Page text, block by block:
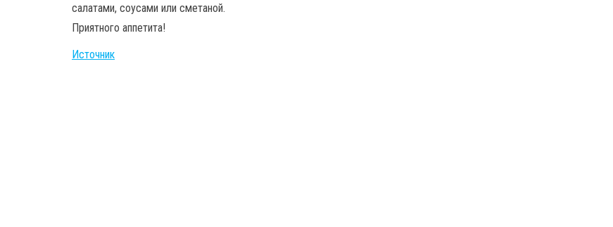
салатами, соусами или сметаной.
Приятного аппетита!
Источник